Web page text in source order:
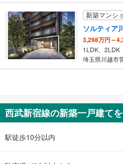
新築マンシ
ソルティア
3,298万円～
1LDK、2LDK
埼玉県川越市
新築マンシ
3,998万円～
西武新宿線の新築一戸建て
駅徒歩10分以内